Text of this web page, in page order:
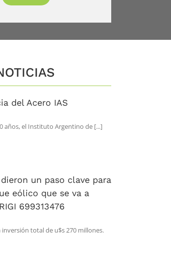
del Acero IAS
años, el Instituto Argentino de [...]
dieron un paso clave para
eólico que se va a
699313476
total de u$s 270 millones.